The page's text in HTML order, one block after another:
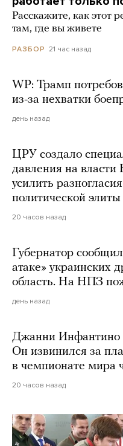
Расскажите, как этот
там, где вы живете
РАЗБОР 21 час назад
WP: Трамп
из-за нехватки
день назад
ЦРУ создало
давления на
усилить
политической элиты
20 часов назад
Губернатор
атаке» украинских
область. На НПЗ
день назад
Джанни Инфантино
Он извинился за
в чемпионате мира
20 часов назад